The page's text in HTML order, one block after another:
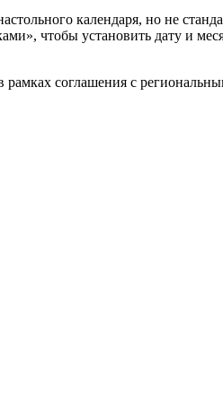
календаря, но не
чтобы установить дату и
соглашения с